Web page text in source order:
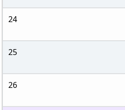
24
25
26